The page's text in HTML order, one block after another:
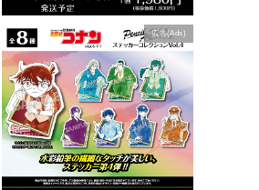
広告(Ads)